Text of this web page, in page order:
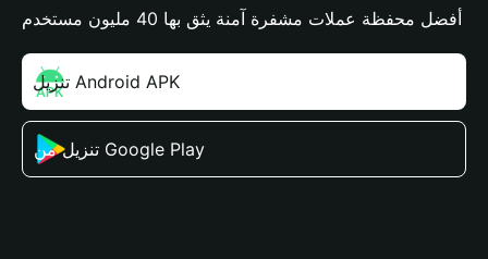
أفضل محفظة عملات مشفرة آمنة يثق بها 40 مليون مستخدم
تنزيل Android APK
تنزيل من Google Play